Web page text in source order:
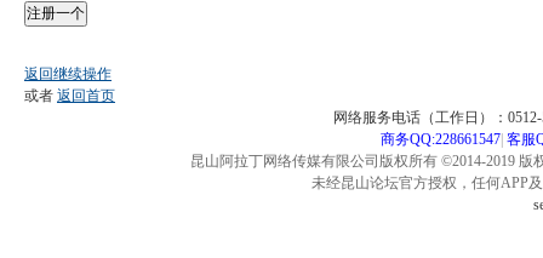
注册一个
返回继续操作
或者 返回首页
网络服务电话（工作日）：
商务QQ:228661547| 客服
昆山阿拉丁网络传媒有限公司版权所有 ©2014-2019
未经昆山论坛官方授权，任何APP